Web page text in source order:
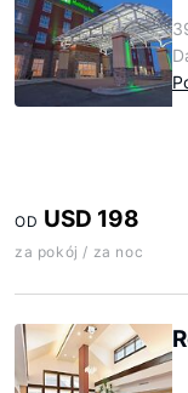
OD USD 198
za pokój / za noc